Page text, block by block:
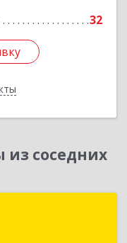
32
Подробнее
соседних